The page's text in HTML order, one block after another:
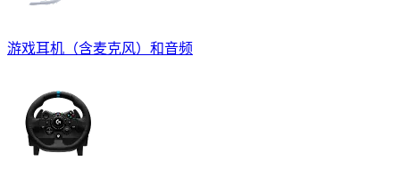
游戏耳机（含麦克风）和音频